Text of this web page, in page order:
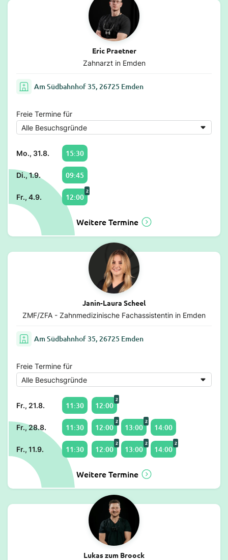
Eric Praetner
Zahnarzt in Emden
Am Südbahnhof 35, 26725 Emden
Freie Termine für
Mo., 31.8. 15:30
Di., 1.9. 09:45
Fr., 4.9. 12:00
2
Weitere Termine
Janin-Laura Scheel
ZMF/ZFA - Zahnmedizinische Fachassistentin in Emden
Am Südbahnhof 35, 26725 Emden
Freie Termine für
Fr., 21.8. 11:30 12:00
2
Fr., 28.8. 11:30 12:00
2
13:00
2
14:00
Fr., 11.9. 11:30 12:00
2
13:00
2
14:00
2
Weitere Termine
Lukas zum Broock